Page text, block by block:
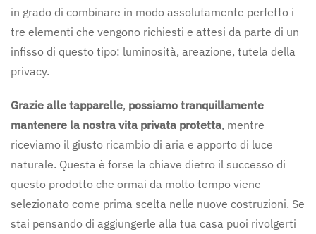
in grado di combinare in modo assolutamente perfetto i
tre elementi che vengono richiesti e attesi da parte di un
infisso di questo tipo: luminosità, areazione, tutela della
privacy.
Grazie alle tapparelle, possiamo tranquillamente
mantenere la nostra vita privata protetta, mentre
riceviamo il giusto ricambio di aria e apporto di luce
naturale. Questa è forse la chiave dietro il successo di
questo prodotto che ormai da molto tempo viene
selezionato come prima scelta nelle nuove costruzioni. Se
stai pensando di aggiungerle alla tua casa puoi rivolgerti